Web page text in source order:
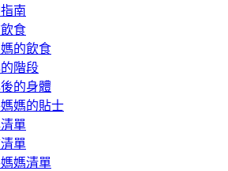
南
食
的飲食
階段
的身體
媽的貼士
單
單
媽清單